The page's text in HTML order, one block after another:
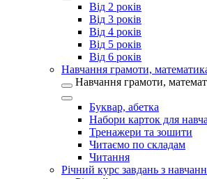
Від 2 років
Від 3 років
Від 4 років
Від 5 років
Від 6 років
Навчання грамоти,
Навчання грамоти,
Буквар, абетка
Набори карток для
Тренажери та зошити
Читаємо по складам
Читання
Річний курс завдань з